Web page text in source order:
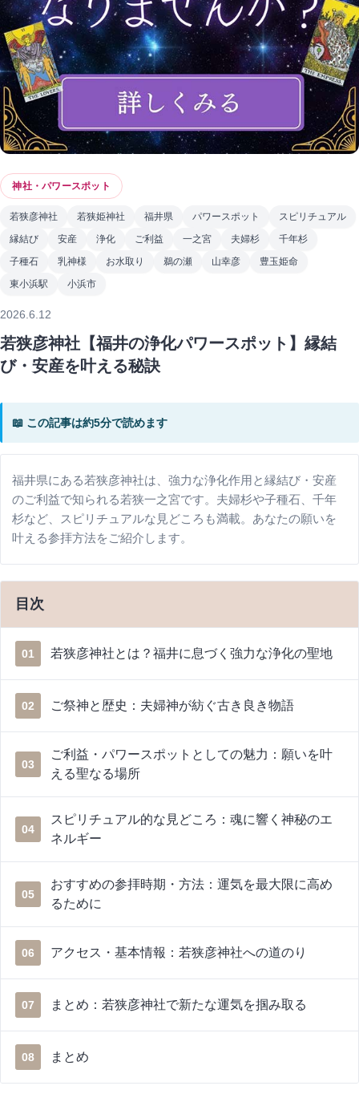
神社・パワースポット
若狭彦神社 若狭姫神社 福井県 パワースポット
スピリチュアル
縁結び
安産 浄化 ご利益 一之宮 夫婦杉
千年杉
子種石
乳神様 お水取り 鵜の瀬 山幸彦
豊玉姫命
東小浜駅
小浜市
2026.6.12
若狭彦神社【福井の浄化パワースポット】縁結
び・安産を叶える秘訣
📖 この記事は約5分で読めます
福井県にある若狭彦神社は、強力な浄化作用と縁結び・安産
のご利益で知られる若狭一之宮です。夫婦杉や子種石、千年
杉など、スピリチュアルな見どころも満載。あなたの願いを
叶える参拝方法をご紹介します。
目次
01 若狭彦神社とは？福井に息づく強力な浄化の聖地
02 ご祭神と歴史：夫婦神が紡ぐ古き良き物語
03
ご利益・パワースポットとしての魅力：願いを叶
える聖なる場所
04
スピリチュアル的な見どころ：魂に響く神秘のエ
ネルギー
05
おすすめの参拝時期・方法：運気を最大限に高め
るために
06 アクセス・基本情報：若狭彦神社への道のり
07 まとめ：若狭彦神社で新たな運気を掴み取る
08 まとめ